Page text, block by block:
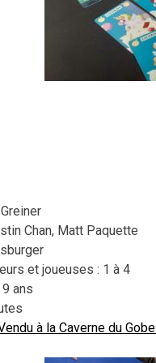
Chan, Matt Paquette
et joueuses : 1 à 4
ans
à la Caverne du